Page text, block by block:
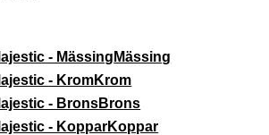
Mässing
Krom
Brons
Koppar